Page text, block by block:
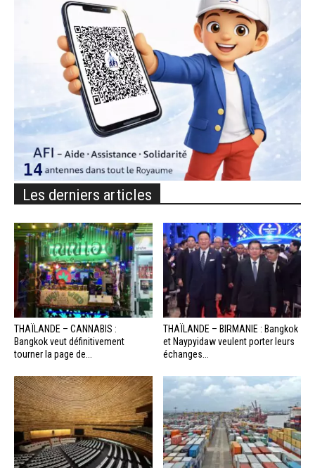
Les derniers articles
THAÏLANDE – CANNABIS :
Bangkok veut définitivement
tourner la page de...
THAÏLANDE – BIRMANIE : Bangkok
et Naypyidaw veulent porter leurs
échanges...